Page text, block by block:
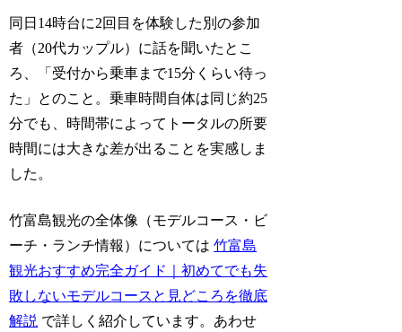
同日14時台に2回目を体験した別の参加
者（20代カップル）に話を聞いたとこ
ろ、「受付から乗車まで15分くらい待っ
た」とのこと。乗車時間自体は同じ約25
分でも、時間帯によってトータルの所要
時間には大きな差が出ることを実感しま
した。
竹富島観光の全体像（モデルコース・ビ
ーチ・ランチ情報）については竹富島
観光おすすめ完全ガイド｜初めてでも失
敗しないモデルコースと見どころを徹底
解説 で詳しく紹介しています。あわせ